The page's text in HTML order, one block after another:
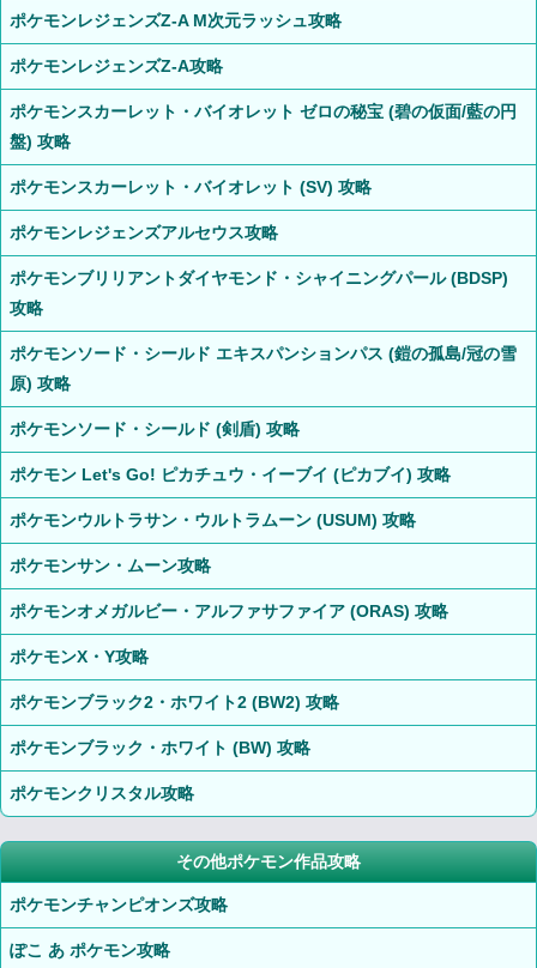
ポケモンレジェンズZ-A M次元ラッシュ攻略
ポケモンレジェンズZ-A攻略
ポケモンスカーレット・バイオレット ゼロの秘宝 (碧の仮面/藍の円
盤) 攻略
ポケモンスカーレット・バイオレット (SV) 攻略
ポケモンレジェンズアルセウス攻略
ポケモンブリリアントダイヤモンド・シャイニングパール (BDSP)
攻略
ポケモンソード・シールド エキスパンションパス (鎧の孤島/冠の雪
原) 攻略
ポケモンソード・シールド (剣盾) 攻略
ポケモン Let's Go! ピカチュウ・イーブイ (ピカブイ) 攻略
ポケモンウルトラサン・ウルトラムーン (USUM) 攻略
ポケモンサン・ムーン攻略
ポケモンオメガルビー・アルファサファイア (ORAS) 攻略
ポケモンX・Y攻略
ポケモンブラック2・ホワイト2 (BW2) 攻略
ポケモンブラック・ホワイト (BW) 攻略
ポケモンクリスタル攻略
その他ポケモン作品攻略
ポケモンチャンピオンズ攻略
ぽこ あ ポケモン攻略